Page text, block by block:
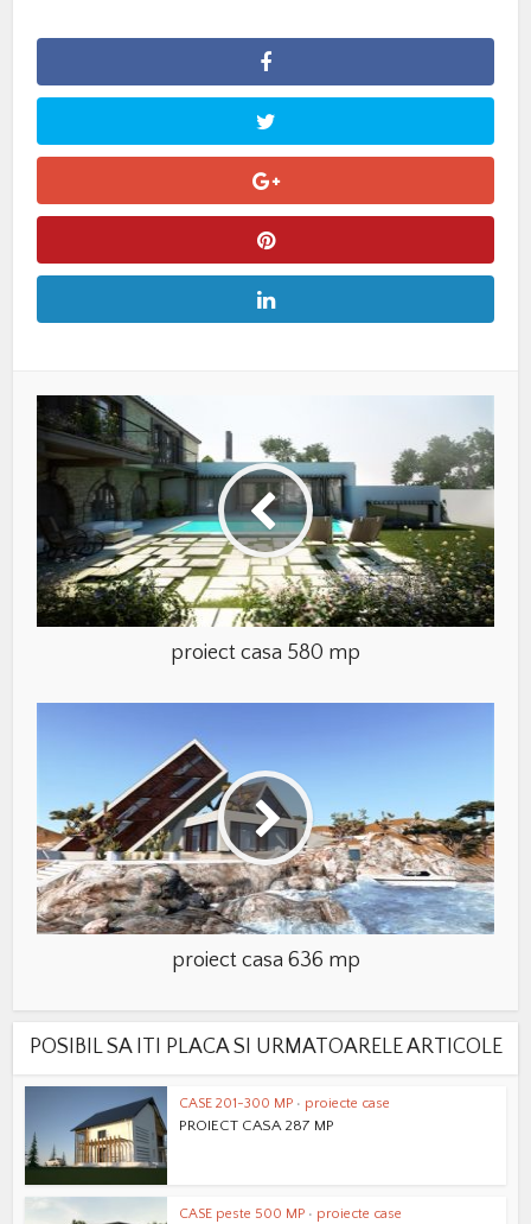
proiect casa 580 mp
proiect casa 636 mp
POSIBIL SA ITI PLACA SI URMATOARELE ARTICOLE
CASE 201-300 MP • proiecte case
PROIECT CASA 287 MP
CASE peste 500 MP • proiecte case